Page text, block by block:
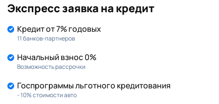
Экспресс заявка на кредит
Кредит от 7% годовых
11 банков-партнеров
Начальный взнос 0%
Возможность рассрочки
Госпрограммы льготного кредитования
- 10% стоимости авто